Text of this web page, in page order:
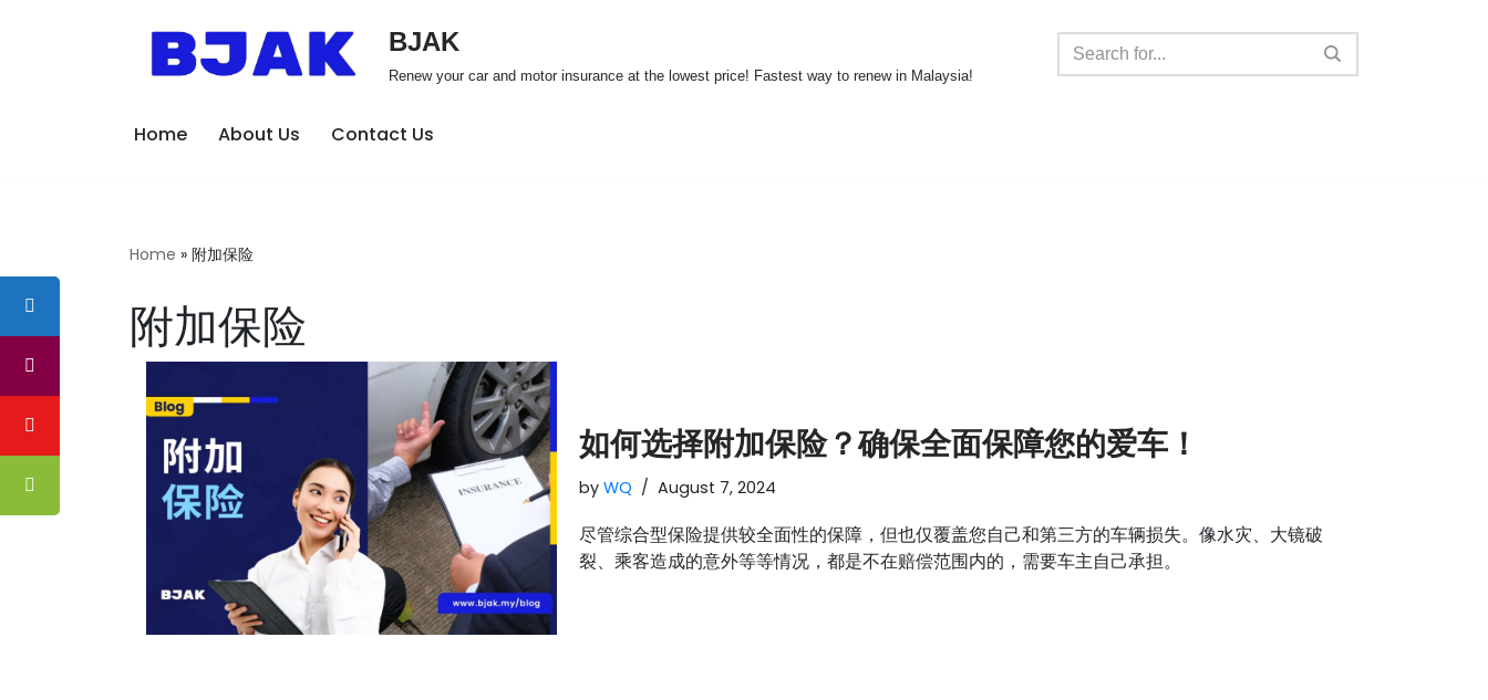
BJAK
Renew your car and motor insurance at the lowest price! Fastest way to renew in Malaysia!
Home About Us Contact Us
Home » 附加保险
附加保险
如何选择附加保险？确保全面保障您的爱车！
by WQ August 7, 2024
尽管综合型保险提供较全面性的保障，但也仅覆盖您自己和第三方的车辆损失。像水灾、大镜破
裂、乘客造成的意外等等情况，都是不在赔偿范围内的，需要车主自己承担。